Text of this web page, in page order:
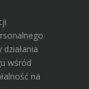
wśród
na